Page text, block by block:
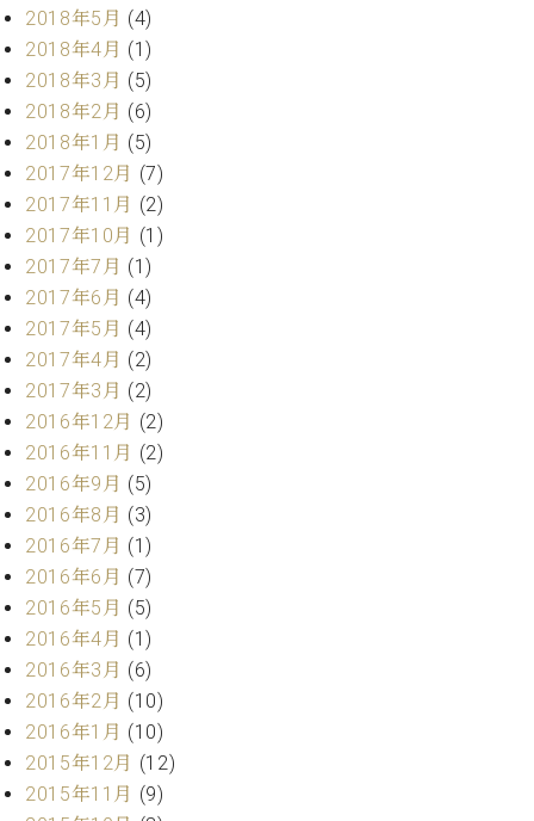
ア
ー
ィ
ス
ト
カ
ス
タ
マ
ー
サ
ー
ビ
ス
(
調
律
ア
タ
ー
サ
ー
ビ
(調
律)
2018年5月 (4)
2018年4月 (1)
2018年3月 (5)
2018年2月 (6)
2018年1月 (5)
2017年12月 (7)
2017年11月 (2)
2017年10月 (1)
2017年7月 (1)
2017年6月 (4)
2017年5月 (4)
2017年4月 (2)
2017年3月 (2)
2016年12月 (2)
2016年11月 (2)
2016年9月 (5)
2016年8月 (3)
2016年7月 (1)
2016年6月 (7)
2016年5月 (5)
2016年4月 (1)
2016年3月 (6)
2016年2月 (10)
2016年1月 (10)
2015年12月 (12)
2015年11月 (9)